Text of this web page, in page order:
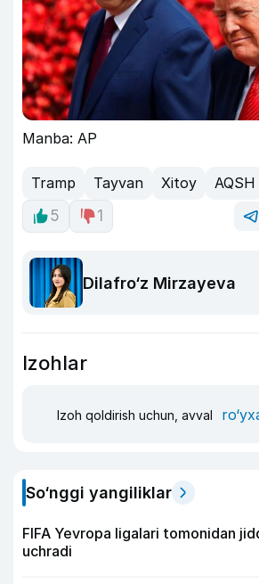
Manba: AP
Tramp Tayvan Xitoy AQSH
5
1
Dilafro‘z Mirzayeva
Izohlar
Izoh qoldirish uchun, avval
So‘nggi yangiliklar
FIFA Yevropa ligalari tomonidan
uchradi